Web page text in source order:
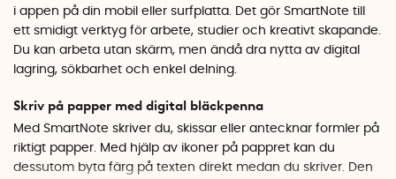
i appen på din mobil eller surfplatta. Det gör SmartNote till
ett smidigt verktyg för arbete, studier och kreativt skapande.
Du kan arbeta utan skärm, men ändå dra nytta av digital
lagring, sökbarhet och enkel delning.
Skriv på papper med digital bläckpenna
Med SmartNote skriver du, skissar eller antecknar formler på
riktigt papper. Med hjälp av ikoner på pappret kan du
dessutom byta färg på texten direkt medan du skriver. Den